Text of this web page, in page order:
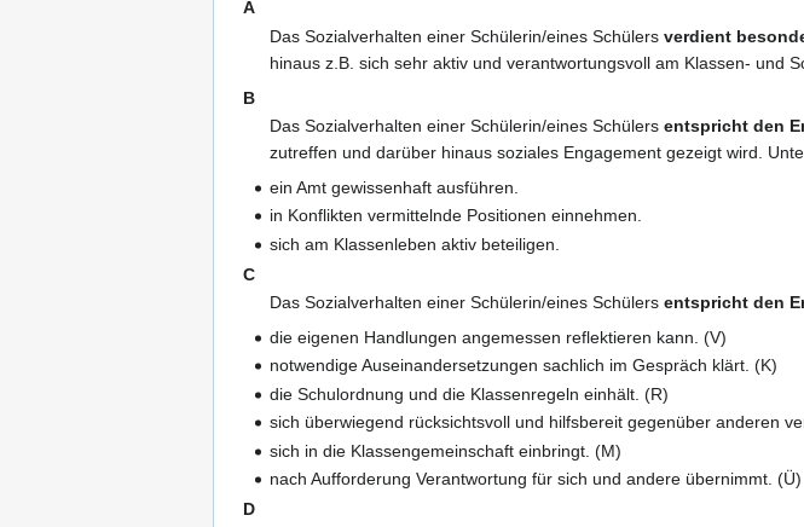
A
Das Sozialverhalten einer Schülerin/eines Schülersverdient
hinaus z.B. sich sehr aktiv und verantwortungsvoll am Klassen- und
B
Das Sozialverhalten einer Schülerin/eines Schülersentspricht den
zutreffen und darüber hinaus soziales Engagement gezeigt wird.
ein Amt gewissenhaft ausführen.
in Konflikten vermittelnde Positionen einnehmen.
sich am Klassenleben aktiv beteiligen.
C
Das Sozialverhalten einer Schülerin/eines Schülersentspricht den
die eigenen Handlungen angemessen reflektieren kann. (V)
notwendige Auseinandersetzungen sachlich im Gespräch klärt. (K)
die Schulordnung und die Klassenregeln einhält. (R)
sich überwiegend rücksichtsvoll und hilfsbereit gegenüber anderen
sich in die Klassengemeinschaft einbringt. (M)
nach Aufforderung Verantwortung für sich und andere übernimmt. (Ü)
D